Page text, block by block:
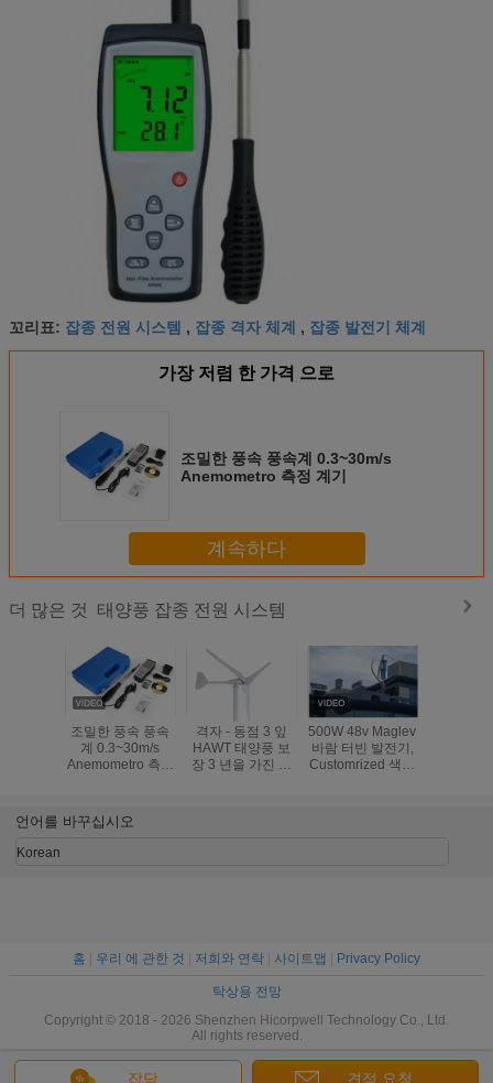
꼬리표: 잡종 전원 시스템 , 잡종 격자 체계 , 잡종 발전기 체계
가장 저렴 한 가격 으로
조밀한 풍속 풍속계 0.3~30m/s
Anemometro 측정 계기
계속하다
더 많은 것 태양풍 잡종 전원 시스템
조밀한 풍속 풍속
계 0.3~30m/s
Anemometro 측정
격자 - 동점 3 잎
HAWT 태양풍 보
장 3 년을 가진 잡
500W 48v Maglev
바람 터빈 발전기,
Customrized 색깔
잡담 견적 요청
언어를 바꾸십시오
Korean
홈 우리 에 관한 것 저희와 연락 사이트맵 Privacy Policy
탁상용 전망
Copyright © 2018 - 2026 Shenzhen Hicorpwell Technology Co., Ltd.
All rights reserved.